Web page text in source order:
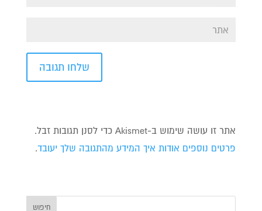
אתר זו עושה שימוש ב-Akismet כדי לסנן תגובות זבל.
פרטים נוספים אודות איך המידע מהתגובה שלך יעובד.